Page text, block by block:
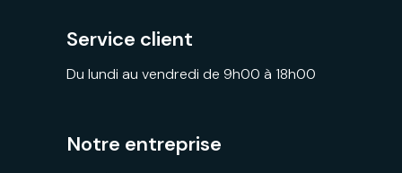
Service client
Du lundi au vendredi de 9h00 à 18h00
Notre entreprise